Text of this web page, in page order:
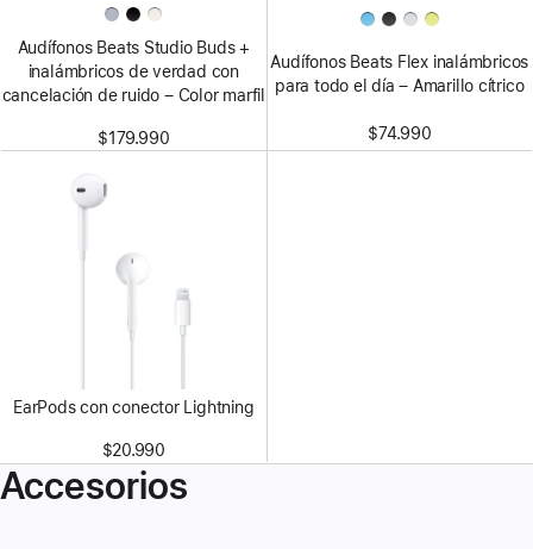
Audífonos Beats Studio Buds +
inalámbricos de verdad con
cancelación de ruido – Color marfil
$179.990
Audífonos Beats Flex inalámbricos
para todo el día – Amarillo cítrico
$74.990
EarPods con conector Lightning
$20.990
Accesorios